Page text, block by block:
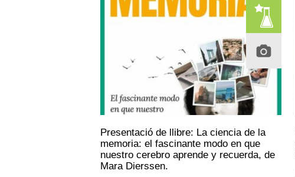
Presentació de llibre: La ciencia de la
memoria: el fascinante modo en que
nuestro cerebro aprende y recuerda, de
Mara Dierssen.